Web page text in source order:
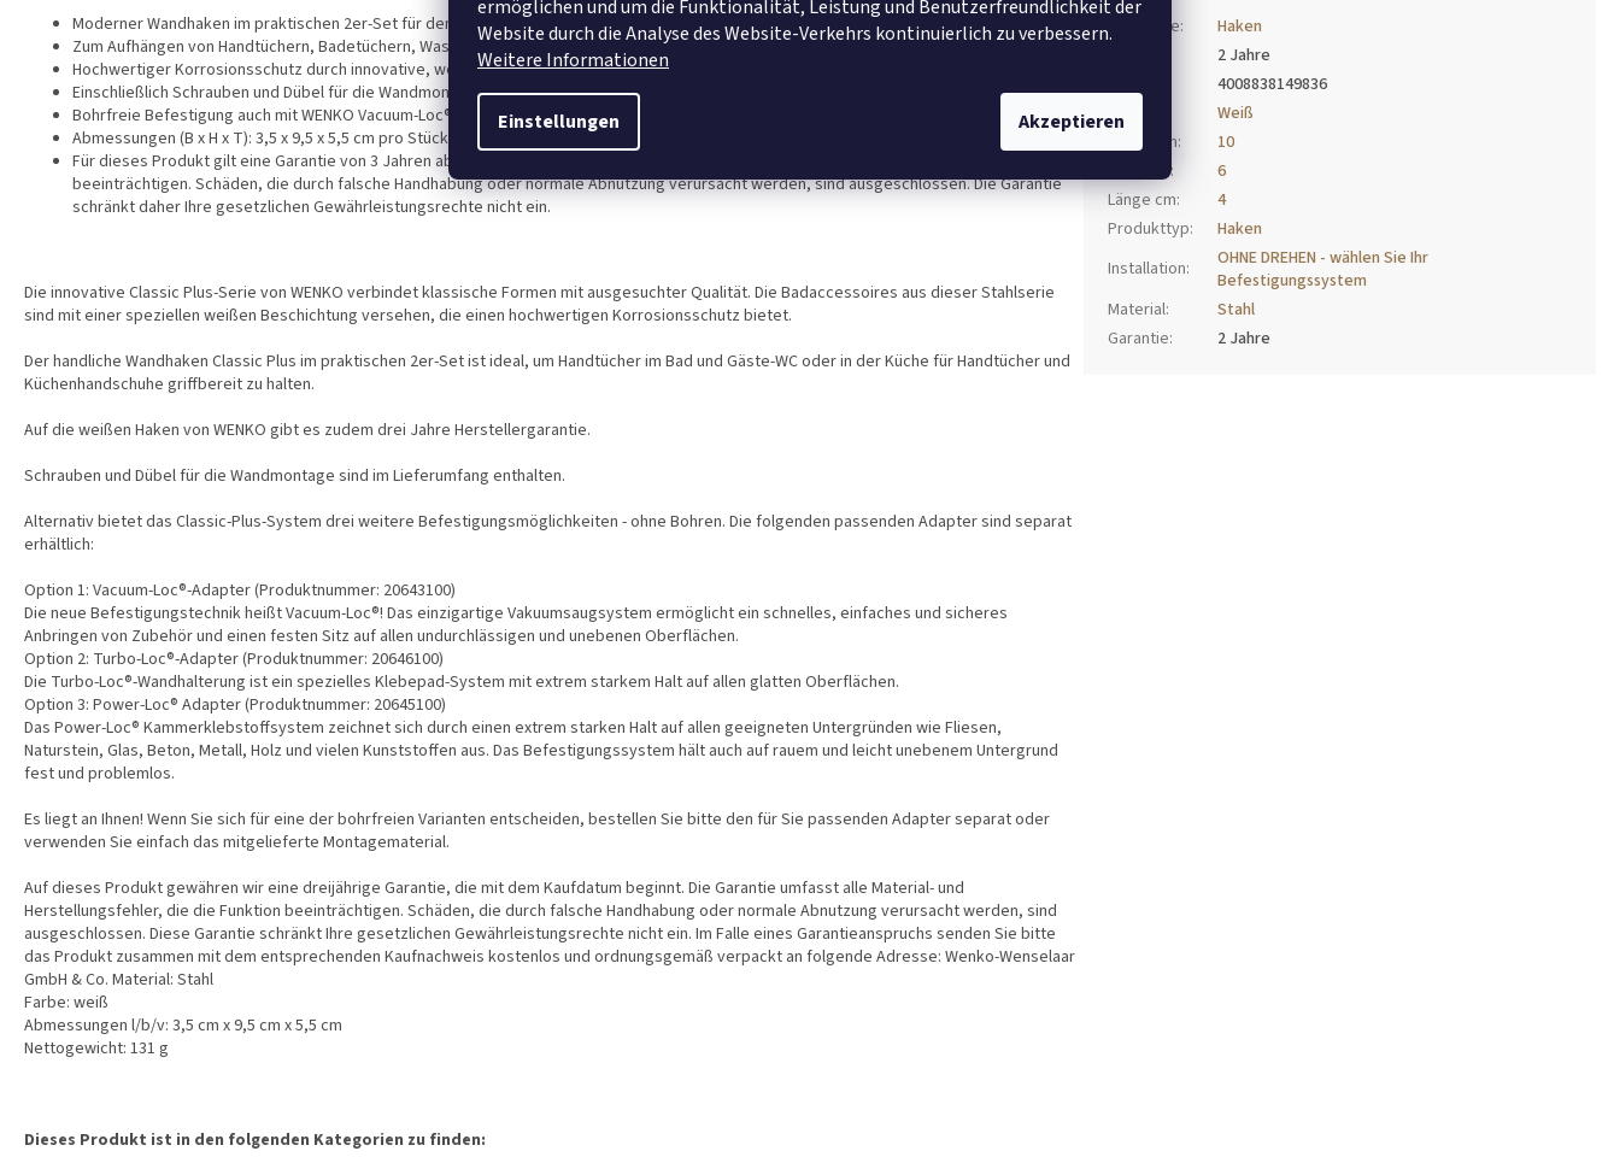
ermöglichen und um die Funktionalität, Leistung und Benutzerfreundlichkeit der
Website durch die Analyse des Website-Verkehrs kontinuierlich zu verbessern.
Weitere Informationen
Einstellungen Akzeptieren
Moderner Wandhaken im praktischen 2er-Set für den optimalen Einsatz im Bad oder Zuhause
Zum Aufhängen von Handtüchern, Badetüchern, Waschlappen, etc. in Griffnähe
Hochwertiger Korrosionsschutz durch innovative, weiße Spezialbeschichtung
Einschließlich Schrauben und Dübel für die Wandmontage
Bohrfreie Befestigung auch mit WENKO Vacuum-Loc®-, Turbo-Loc®- und Power-Loc®-Adaptern möglich
Abmessungen (B x H x T): 3,5 x 9,5 x 5,5 cm pro Stück
Für dieses Produkt gilt eine Garantie von 3 Jahren ab Kaufdatum. Die Garantie umfasst alle Material- und Herstellungsfehler, die die Funktion
beeinträchtigen. Schäden, die durch falsche Handhabung oder normale Abnutzung verursacht werden, sind ausgeschlossen. Die Garantie
schränkt daher Ihre gesetzlichen Gewährleistungsrechte nicht ein.
Die innovative Classic Plus-Serie von WENKO verbindet klassische Formen mit ausgesuchter Qualität. Die Badaccessoires aus dieser Stahlserie
sind mit einer speziellen weißen Beschichtung versehen, die einen hochwertigen Korrosionsschutz bietet.
Der handliche Wandhaken Classic Plus im praktischen 2er-Set ist ideal, um Handtücher im Bad und Gäste-WC oder in der Küche für Handtücher und
Küchenhandschuhe griffbereit zu halten.
Auf die weißen Haken von WENKO gibt es zudem drei Jahre Herstellergarantie.
Schrauben und Dübel für die Wandmontage sind im Lieferumfang enthalten.
Alternativ bietet das Classic-Plus-System drei weitere Befestigungsmöglichkeiten - ohne Bohren. Die folgenden passenden Adapter sind separat
erhältlich:
Option 1: Vacuum-Loc®-Adapter (Produktnummer: 20643100)
Die neue Befestigungstechnik heißt Vacuum-Loc®! Das einzigartige Vakuumsaugsystem ermöglicht ein schnelles, einfaches und sicheres
Anbringen von Zubehör und einen festen Sitz auf allen undurchlässigen und unebenen Oberflächen.
Option 2: Turbo-Loc®-Adapter (Produktnummer: 20646100)
Die Turbo-Loc®-Wandhalterung ist ein spezielles Klebepad-System mit extrem starkem Halt auf allen glatten Oberflächen.
Option 3: Power-Loc® Adapter (Produktnummer: 20645100)
Das Power-Loc® Kammerklebstoffsystem zeichnet sich durch einen extrem starken Halt auf allen geeigneten Untergründen wie Fliesen,
Naturstein, Glas, Beton, Metall, Holz und vielen Kunststoffen aus. Das Befestigungssystem hält auch auf rauem und leicht unebenem Untergrund
fest und problemlos.
Es liegt an Ihnen! Wenn Sie sich für eine der bohrfreien Varianten entscheiden, bestellen Sie bitte den für Sie passenden Adapter separat oder
verwenden Sie einfach das mitgelieferte Montagematerial.
Auf dieses Produkt gewähren wir eine dreijährige Garantie, die mit dem Kaufdatum beginnt. Die Garantie umfasst alle Material- und
Herstellungsfehler, die die Funktion beeinträchtigen. Schäden, die durch falsche Handhabung oder normale Abnutzung verursacht werden, sind
ausgeschlossen. Diese Garantie schränkt Ihre gesetzlichen Gewährleistungsrechte nicht ein. Im Falle eines Garantieanspruchs senden Sie bitte
das Produkt zusammen mit dem entsprechenden Kaufnachweis kostenlos und ordnungsgemäß verpackt an folgende Adresse: Wenko-Wenselaar
GmbH & Co. Material: Stahl
Farbe: weiß
Abmessungen l/b/v: 3,5 cm x 9,5 cm x 5,5 cm
Nettogewicht: 131 g
Dieses Produkt ist in den folgenden Kategorien zu finden:
Kategorie:
Haken
2 Jahre
4008838149836
Farbe
Weiß
Breite cm:
10
Höhe cm:
6
Länge cm:
4
Produkttyp:
Haken
Installation:
OHNE DREHEN - wählen Sie Ihr
Befestigungssystem
Material:
Stahl
Garantie: 2 Jahre